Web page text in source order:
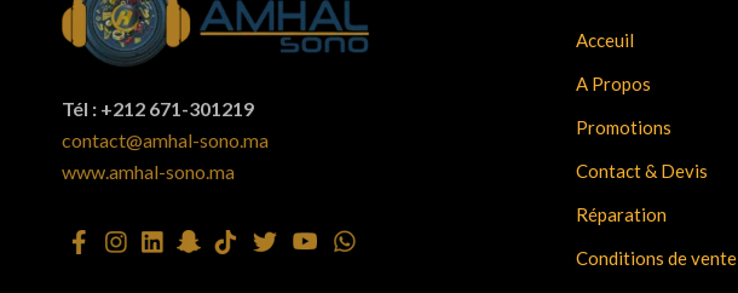
Tél : +212 671-301219
contact@amhal-sono.ma
www.amhal-sono.ma
Acceuil
A Propos
Promotions
Contact & Devis
Réparation
Conditions de vente